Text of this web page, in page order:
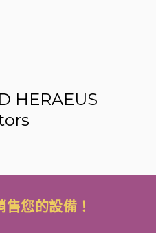
HERAEUS
您的設備！